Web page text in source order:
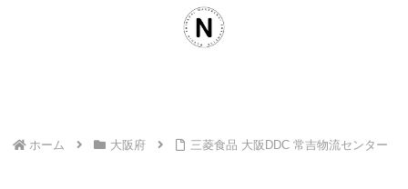
ホーム 大阪府 三菱食品 大阪DDC 常吉物流センター